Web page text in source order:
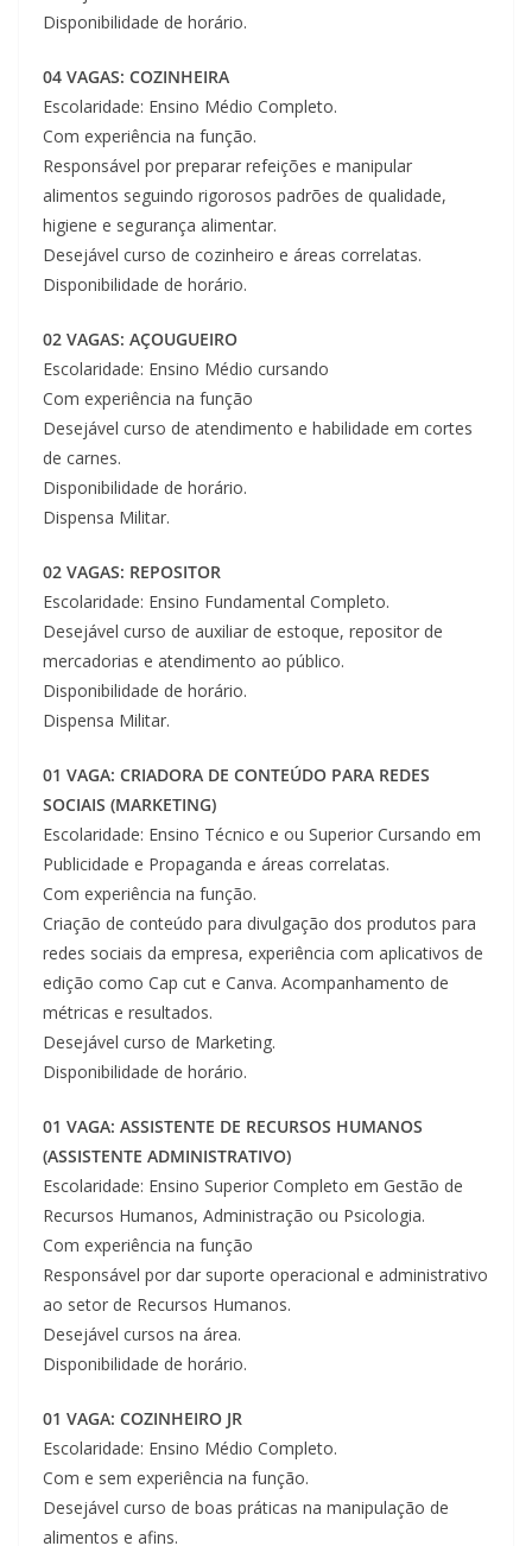
Disponibilidade de horário.
04 VAGAS: COZINHEIRA
Escolaridade: Ensino Médio Completo.
Com experiência na função.
Responsável por preparar refeições e manipular
alimentos seguindo rigorosos padrões de qualidade,
higiene e segurança alimentar.
Desejável curso de cozinheiro e áreas correlatas.
Disponibilidade de horário.
02 VAGAS: AÇOUGUEIRO
Escolaridade: Ensino Médio cursando
Com experiência na função
Desejável curso de atendimento e habilidade em cortes
de carnes.
Disponibilidade de horário.
Dispensa Militar.
02 VAGAS: REPOSITOR
Escolaridade: Ensino Fundamental Completo.
Desejável curso de auxiliar de estoque, repositor de
mercadorias e atendimento ao público.
Disponibilidade de horário.
Dispensa Militar.
01 VAGA: CRIADORA DE CONTEÚDO PARA REDES
SOCIAIS (MARKETING)
Escolaridade: Ensino Técnico e ou Superior Cursando em
Publicidade e Propaganda e áreas correlatas.
Com experiência na função.
Criação de conteúdo para divulgação dos produtos para
redes sociais da empresa, experiência com aplicativos de
edição como Cap cut e Canva. Acompanhamento de
métricas e resultados.
Desejável curso de Marketing.
Disponibilidade de horário.
01 VAGA: ASSISTENTE DE RECURSOS HUMANOS
(ASSISTENTE ADMINISTRATIVO)
Escolaridade: Ensino Superior Completo em Gestão de
Recursos Humanos, Administração ou Psicologia.
Com experiência na função
Responsável por dar suporte operacional e administrativo
ao setor de Recursos Humanos.
Desejável cursos na área.
Disponibilidade de horário.
01 VAGA: COZINHEIRO JR
Escolaridade: Ensino Médio Completo.
Com e sem experiência na função.
Desejável curso de boas práticas na manipulação de
alimentos e afins.